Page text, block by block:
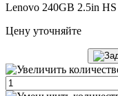
Lenovo 240GB 2.5in
Цену уточняйте